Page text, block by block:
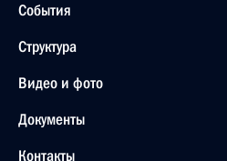
События
Структура
Видео и фото
Документы
Контакты